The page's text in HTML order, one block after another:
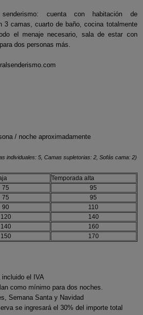
senderismo: cuenta con habitación de
3 camas, cuarto de baño, cocina totalmente
el menaje necesario, sala de estar con
dos personas más.
/ noche aproximadamente
individuales: 5, Camas supletorias: 2, Sofás cama: 2)
Temporada alta
75
95
75
95
90
110
120
140
140
160
150 170
el IVA
como mínimo para dos noches.
Semana Santa y Navidad
se ingresará el 30% del importe total